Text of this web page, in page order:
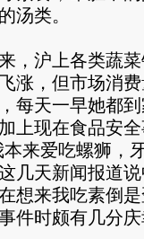
汤类。
沪上各类蔬菜
涨，但市场消
每天一早她都
上现在食品安
本来爱吃螺狮，
几天新闻报道
想来我吃素倒
件时颇有几分